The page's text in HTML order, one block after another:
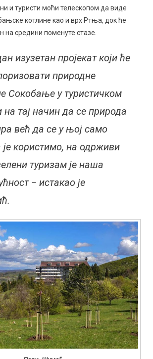
и туристи моћи телескопом да виде
котлине као и врх Ртња, док ће
на средини поменуте стазе.
изузетан пројекат који ће
природне
Сокобање у туристичком
на тај начин да се природа
већ да се у њој само
користимо, на одрживи
туризам је наша
− истакао је